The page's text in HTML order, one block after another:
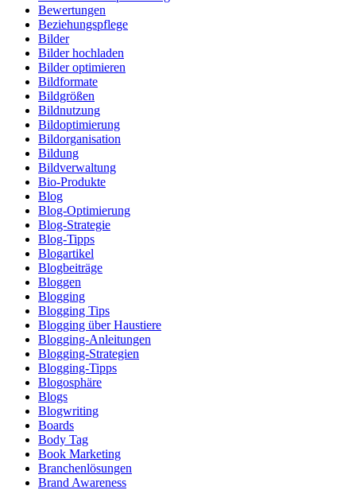
Bewertungen
Beziehungspflege
Bilder
Bilder hochladen
Bilder optimieren
Bildformate
Bildgrößen
Bildnutzung
Bildoptimierung
Bildorganisation
Bildung
Bildverwaltung
Bio-Produkte
Blog
Blog-Optimierung
Blog-Strategie
Blog-Tipps
Blogartikel
Blogbeiträge
Bloggen
Blogging
Blogging Tips
Blogging über Haustiere
Blogging-Anleitungen
Blogging-Strategien
Blogging-Tipps
Blogosphäre
Blogs
Blogwriting
Boards
Body Tag
Book Marketing
Branchenlösungen
Brand Awareness